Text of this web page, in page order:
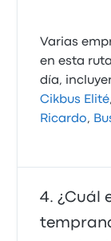
Varias
en esta
día,
Cikbus Elité,
Ricardo,
¿Cuál